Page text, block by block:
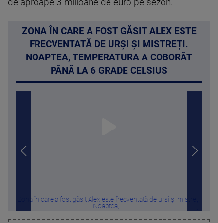
de aproape 3 milioane de euro pe sezon.
ZONA ÎN CARE A FOST GĂSIT ALEX ESTE
FRECVENTATĂ DE URȘI ȘI MISTREȚI.
NOAPTEA, TEMPERATURA A COBORÂT
PÂNĂ LA 6 GRADE CELSIUS
Zona în care a fost găsit Alex este frecventată de urși și mistreți.
Noaptea, ...